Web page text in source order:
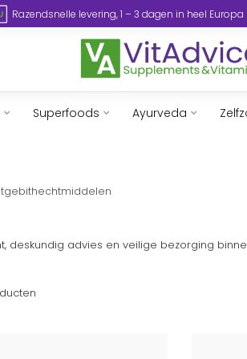
Razendsnelle levering, 1 – 3 dagen in heel Europa
Superfoods Ayurveda
deskundig advies en veilige bezorging